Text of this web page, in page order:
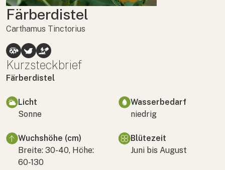
Färberdistel
Carthamus Tinctorius
Kurzsteckbrief
Färberdistel
Licht
Sonne
Wasserbedarf
niedrig
Wuchshöhe (cm)
Breite: 30-40, Höhe:
60-130
Blütezeit
Juni bis August